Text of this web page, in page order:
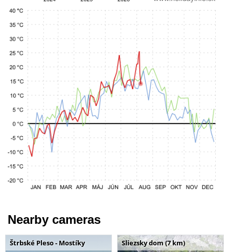
Nearby cameras
Štrbské Pleso - Mostíky Sliezsky dom (7 km)